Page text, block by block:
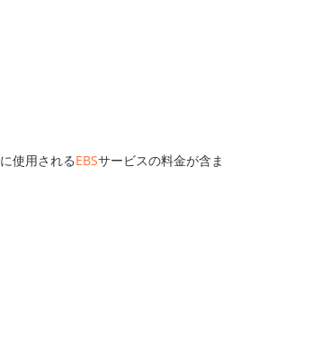
使用されるEBSサービスの料金が含ま